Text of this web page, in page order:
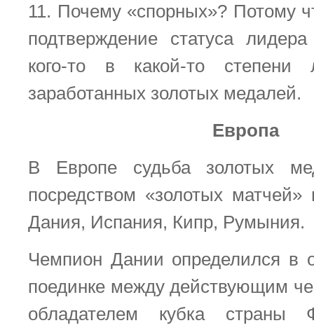
11. Почему «спорных»? Потому
подтверждение статуса
кого-то в какой-то степени
заработанных золотых медалей.
Европа
В Европе судьба золотых
посредством «золотых
Дания, Испания, Кипр, Румыния.
Чемпион Дании определился в
поединке между действующим
обладателем кубка страны